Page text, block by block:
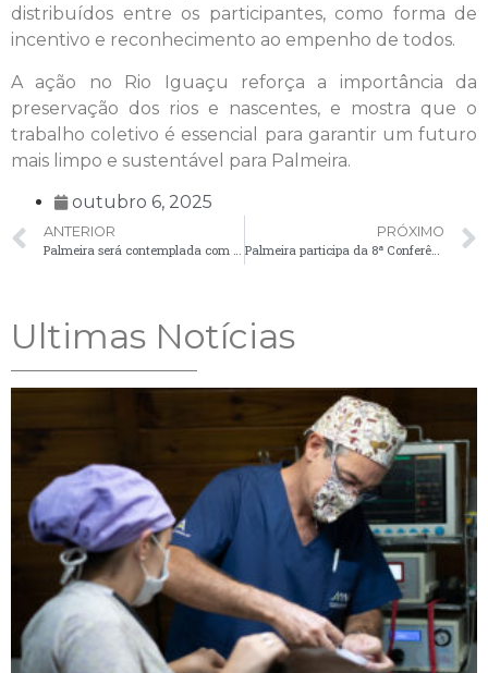
distribuídos entre os participantes, como forma de
incentivo e reconhecimento ao empenho de todos.
A ação no Rio Iguaçu reforça a importância da
preservação dos rios e nascentes, e mostra que o
trabalho coletivo é essencial para garantir um futuro
mais limpo e sustentável para Palmeira.
outubro 6, 2025
ANTERIOR
Palmeira será contemplada com investimentos do programa Acelera Já Paraná
PRÓXIMO
Palmeira participa da 8ª Conferência Estadual dos Direitos da Pessoa Idosa e se destaca como referência no Paraná
Ultimas Notícias